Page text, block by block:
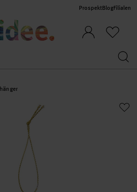
ProspektBlogFilialen
navigieren